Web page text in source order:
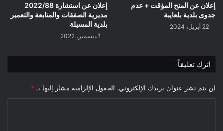
إعلان عن المنح المؤقت + عدم
جدوى بلدية بلعايبة
22 أبريل، 2024
إعلان عن استشارة 2022/88
مديرية الصفقات والمتابعة والتعمير
بلدية المسيلة
1 ديسمبر، 2022
اترك تعليقاً
لن يتم نشر عنوان بريدك الإلكتروني. الحقول الإلزامية مشار إليها بـ *